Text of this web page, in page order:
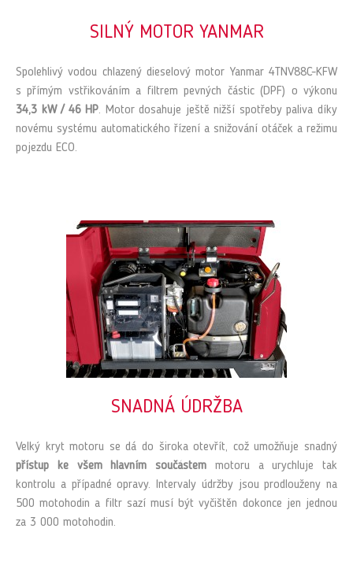
SILNÝ MOTOR YANMAR
Spolehlivý vodou chlazený dieselový motor Yanmar 4TNV88C-KFW
s přímým vstřikováním a filtrem pevných částic (DPF) o výkonu
34,3 kW / 46 HP. Motor dosahuje ještě nižší spotřeby paliva díky
novému systému automatického řízení a snižování otáček a režimu
pojezdu ECO.
SNADNÁ ÚDRŽBA
Velký kryt motoru se dá do široka otevřít, což umožňuje snadný
přístup ke všem hlavním součástem motoru a urychluje tak
kontrolu a případné opravy. Intervaly údržby jsou prodlouženy na
500 motohodin a filtr sazí musí být vyčištěn dokonce jen jednou
za 3 000 motohodin.